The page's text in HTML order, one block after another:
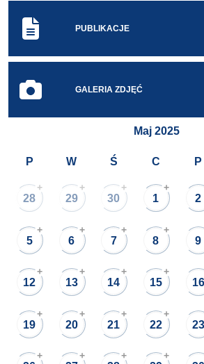
PUBLIKACJE
GALERIA ZDJĘĆ
Maj 2025
P W Ś C P
28
+
29
+
30
+
1
+
2
5
+
6
+
7
+
8
+
9
12
+
13
+
14
+
15
+
16
19
+
20
+
21
+
22
+
23
+ + + +